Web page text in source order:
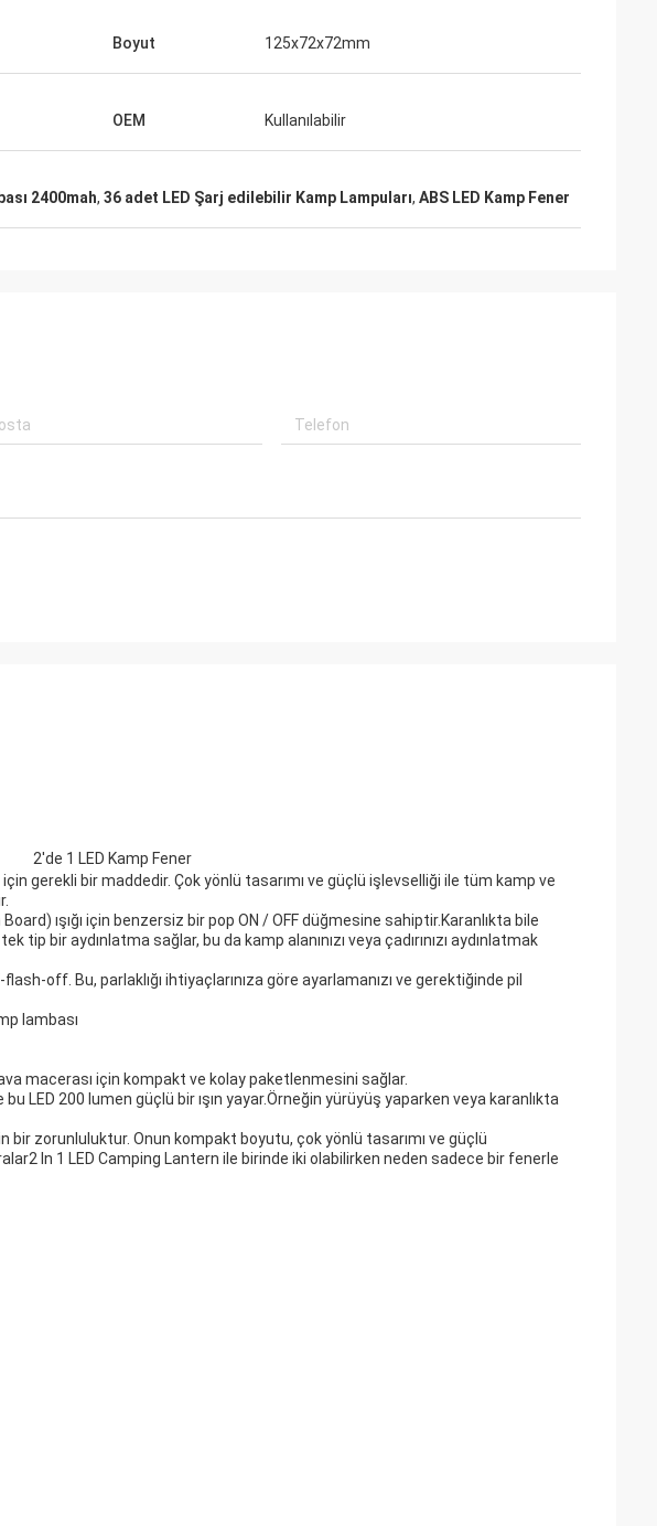
Boyut 125x72x72mm
OEM Kullanılabilir
2400mah, 36 adet LED Şarj edilebilir Kamp Lampuları, ABS LED Kamp Fener
2'de 1 LED Kamp Fener
için gerekli bir maddedir. Çok yönlü tasarımı ve güçlü işlevselliği ile tüm kamp ve
ışığı için benzersiz bir pop ON / OFF düğmesine sahiptir.Karanlıkta bile
tip bir aydınlatma sağlar, bu da kamp alanınızı veya çadırınızı aydınlatmak
off. Bu, parlaklığı ihtiyaçlarınıza göre ayarlamanızı ve gerektiğinde pil
lambası
macerası için kompakt ve kolay paketlenmesini sağlar.
bu LED 200 lumen güçlü bir ışın yayar.Örneğin yürüyüş yaparken veya karanlıkta
bir zorunluluktur. Onun kompakt boyutu, çok yönlü tasarımı ve güçlü
In 1 LED Camping Lantern ile birinde iki olabilirken neden sadece bir fenerle